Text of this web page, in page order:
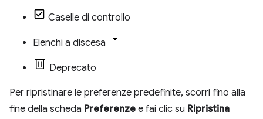
Caselle di controllo
Elenchi a discesa
Deprecato
Per ripristinare le preferenze predefinite, scorri fino alla
fine della scheda Preferenze e fai clic su Ripristina